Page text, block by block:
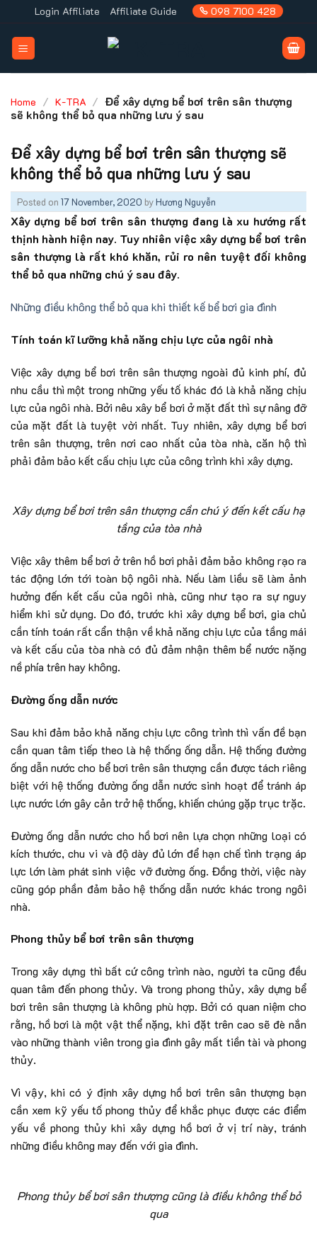
to
content
Login Affiliate Affiliate Guide 098 7100 428
Home / K-TRA / Để xây dựng bể bơi trên sân thượng
sẽ không thể bỏ qua những lưu ý sau
Để xây dựng bể bơi trên sân thượng sẽ
không thể bỏ qua những lưu ý sau
Posted on 17 November, 2020 byHương Nguyễn
Xây dựng bể bơi trên sân thượng đang là xu hướng rất
thịnh hành hiện nay. Tuy nhiên việc xây dựng bể bơi trên
sân thượng là rất khó khăn, rủi ro nên tuyệt đối không
thể bỏ qua những chú ý sau đây.
Những điều không thể bỏ qua khi thiết kế bể bơi gia đình
Tính toán kĩ lưỡng khả năng chịu lực của ngôi nhà
Việc xây dựng bể bơi trên sân thượng ngoài đủ kinh phí, đủ
nhu cầu thì một trong những yếu tố khác đó là khả năng chịu
lực của ngôi nhà. Bởi nêu xây bể bơi ở mặt đất thì sự nâng đỡ
của mặt đất là tuyệt vời nhất. Tuy nhiên, xây dựng bể bơi
trên sân thượng, trên nơi cao nhất của tòa nhà, căn hộ thì
phải đảm bảo kết cấu chịu lực của công trình khi xây dựng.
Xây dựng bể bơi trên sân thượng cần chú ý đến kết cấu hạ
tầng của tòa nhà
Việc xây thêm bể bơi ở trên hồ bơi phải đảm bảo không rạo ra
tác động lớn tới toàn bộ ngôi nhà. Nếu làm liều sẽ làm ảnh
hưởng đến kết cấu của ngôi nhà, cũng như tạo ra sự nguy
hiểm khi sử dụng. Do đó, trước khi xây dựng bể bơi, gia chủ
cần tính toán rất cẩn thận về khả năng chịu lực của tầng mái
và kết cấu của tòa nhà có đủ đảm nhận thêm bể nước nặng
nề phía trên hay không.
Đường ống dẫn nước
Sau khi đảm bảo khả năng chịu lực công trình thì vấn đề bạn
cần quan tâm tiếp theo là hệ thống ống dẫn. Hệ thống đường
ống dẫn nước cho bể bơi trên sân thượng cần được tách riêng
biệt với hệ thống đường ống dẫn nước sinh hoạt để tránh áp
lực nước lớn gây cản trở hệ thống, khiến chúng gặp trục trặc.
Đường ống dẫn nước cho hồ bơi nên lựa chọn những loại có
kích thước, chu vi và độ dày đủ lớn để hạn chế tình trạng áp
lực lớn làm phát sinh việc vỡ đường ống. Đồng thời, việc này
cũng góp phần đảm bảo hệ thống dẫn nước khác trong ngôi
nhà.
Phong thủy bể bơi trên sân thượng
Trong xây dựng thì bất cứ công trình nào, người ta cũng đều
quan tâm đến phong thủy. Và trong phong thủy, xây dựng bể
bơi trên sân thượng là không phù hợp. Bởi có quan niệm cho
rằng, hồ bơi là một vật thể nặng, khi đặt trên cao sẽ đè nắn
vào những thành viên trong gia đình gây mất tiền tài và phong
thủy.
Vì vậy, khi có ý định xây dựng hồ bơi trên sân thượng bạn
cần xem kỹ yếu tố phong thủy để khắc phục được các điểm
yếu về phong thủy khi xây dựng hồ bơi ở vị trí này, tránh
những điều không may đến với gia đình.
Phong thủy bể bơi sân thượng cũng là điều không thể bỏ
qua